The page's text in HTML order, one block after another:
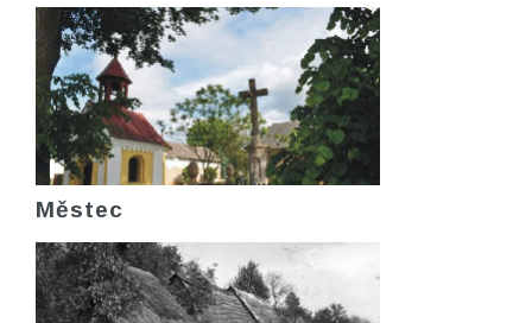
Městec